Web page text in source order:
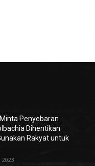
Penyebaran
Dihentikan
Rakyat untuk